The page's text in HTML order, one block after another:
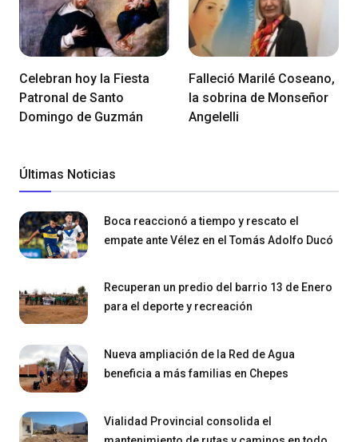
Celebran hoy la Fiesta
Patronal de Santo
Domingo de Guzmán
Falleció Marilé Coseano,
la sobrina de Monseñor
Angelelli
Últimas Noticias
Boca reaccionó a tiempo y rescato el
empate ante Vélez en el Tomás Adolfo Ducó
Recuperan un predio del barrio 13 de Enero
para el deporte y recreación
Nueva ampliación de la Red de Agua
beneficia a más familias en Chepes
Vialidad Provincial consolida el